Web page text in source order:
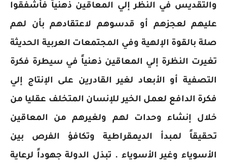
والتقديس في النظر إلي المعاقين ذهنياً فأشفقوا
عليهم لعجزهم أو قدسوهم لاعتقادهم بأن لهم
صلة بالقوة الإلهية وفي المجتمعات العربية الحديثة
تغيرت النظرة إلي المعاقين ذهنياً في سيطرة فكرة
التصفية أو الأبعاد لغير القادرين على الإنتاج إلي
فكرة الدافع لعمل الخير للإنسان المتخلف عقليا من
خلال إنشاء وحدات لهم ولغيرهم من المعاقين
تحقيقاً لمبدأ الديمقراطية وتكافؤ الفرص بين
الأسوياء وغير الأسوياء . تبذل الدولة جهوداً لرعاية